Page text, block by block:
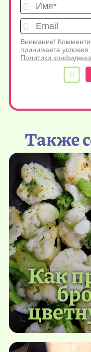
Внимание!
принимаете условия
Политики
Также
Как